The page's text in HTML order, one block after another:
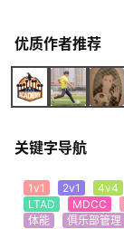
优质作者推荐
关键字导航
1v1 2v1 4v4
LTAD
MDCC
体能
俱乐部管理